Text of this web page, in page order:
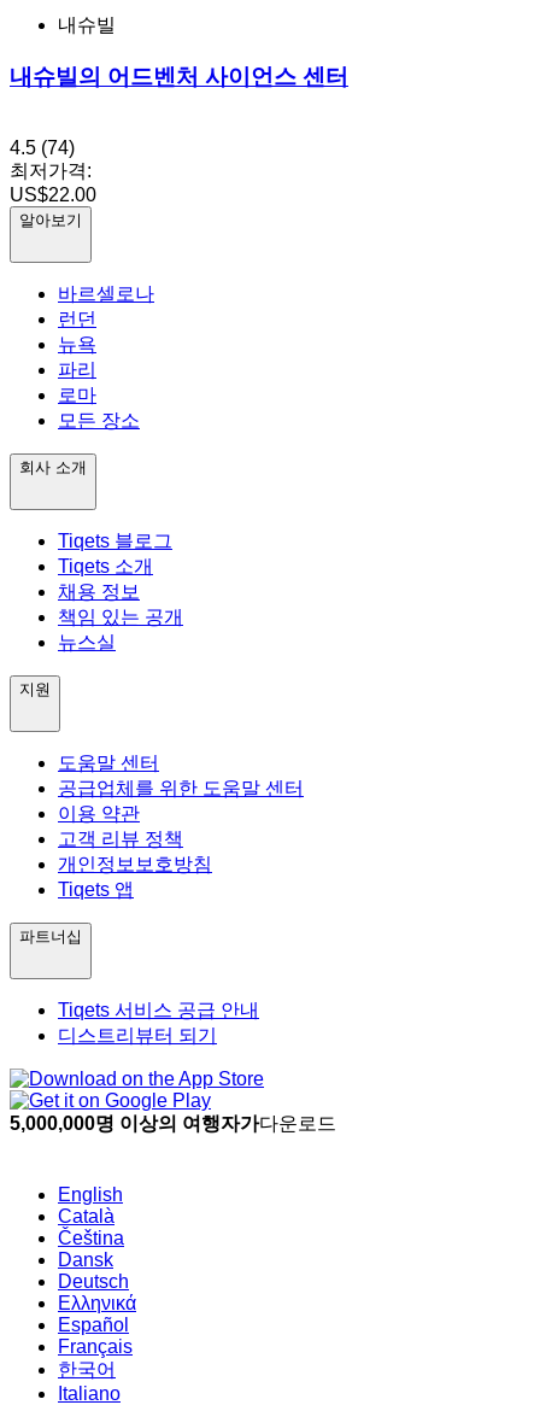
내슈빌
내슈빌의 어드벤처 사이언스 센터
4.5 (74)
최저가격:
US$22.00
알아보기
바르셀로나
런던
뉴욕
파리
로마
모든 장소
회사 소개
Tiqets 블로그
Tiqets 소개
채용 정보
책임 있는 공개
뉴스실
지원
도움말 센터
공급업체를 위한 도움말 센터
이용 약관
고객 리뷰 정책
개인정보보호방침
Tiqets 앱
파트너십
Tiqets 서비스 공급 안내
디스트리뷰터 되기
5,000,000명 이상의 여행자가다운로드
English
Català
Čeština
Dansk
Deutsch
Ελληνικά
Español
Français
한국어
Italiano